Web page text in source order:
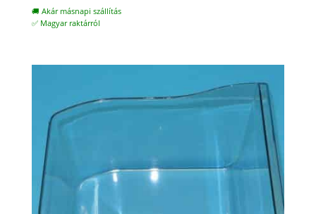
🚚 Akár másnapi szállítás
✅ Magyar raktárról